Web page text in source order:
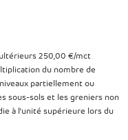
250,00 €/mct
du nombre de
partiellement ou
sous-sols et les greniers non
à l’unité supérieure lors du